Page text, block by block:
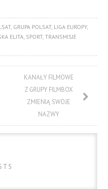
, GRUPA POLSAT, LIGA EUROPY,
ELITA, SPORT,TRANSMISJE
KANAŁY FILMOWE
Z GRUPY FILMBOX
ZMIENIĄ SWOJE
NAZWY